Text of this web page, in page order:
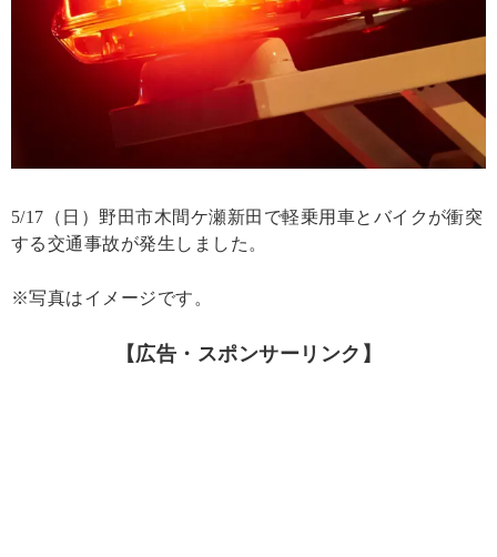
5/17（日）野田市木間ケ瀬新田で軽乗用車とバイクが衝突
する交通事故が発生しました。
※写真はイメージです。
【広告・スポンサーリンク】